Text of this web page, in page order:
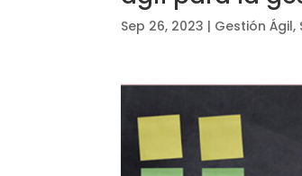
Sep 26, 2023 | Gestión Ágil,